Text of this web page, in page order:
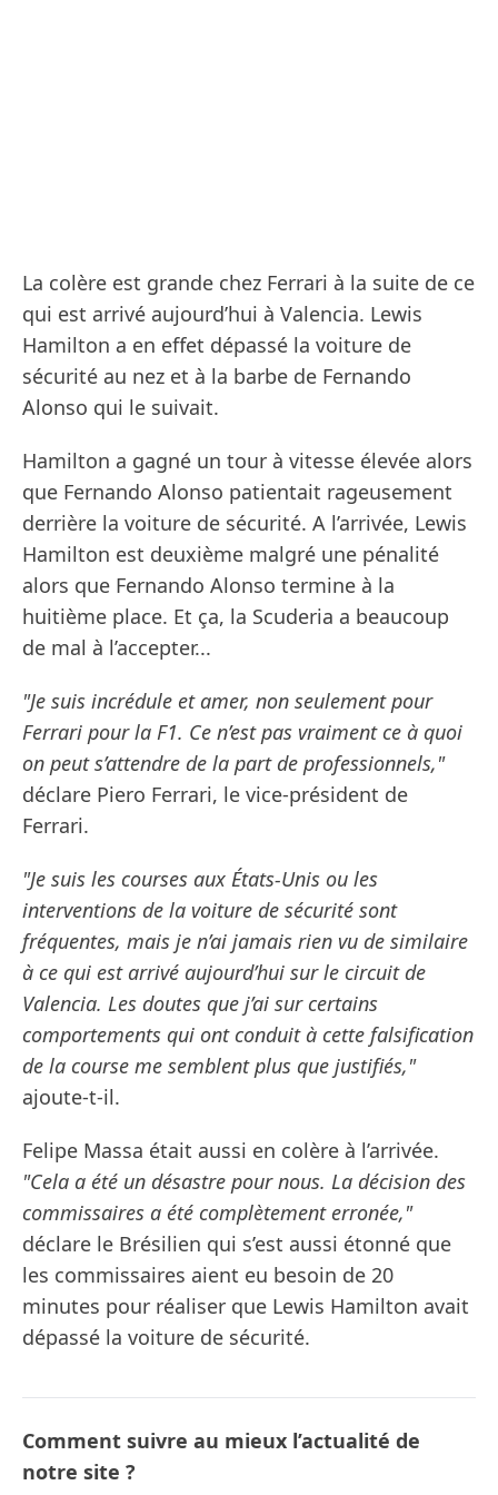
La colère est grande chez Ferrari à la suite de ce
qui est arrivé aujourd’hui à Valencia. Lewis
Hamilton a en effet dépassé la voiture de
sécurité au nez et à la barbe de Fernando
Alonso qui le suivait.
Hamilton a gagné un tour à vitesse élevée alors
que Fernando Alonso patientait rageusement
derrière la voiture de sécurité. A l’arrivée, Lewis
Hamilton est deuxième malgré une pénalité
alors que Fernando Alonso termine à la
huitième place. Et ça, la Scuderia a beaucoup
de mal à l’accepter...
"Je suis incrédule et amer, non seulement pour
Ferrari pour la F1. Ce n’est pas vraiment ce à quoi
on peut s’attendre de la part de professionnels,"
déclare Piero Ferrari, le vice-président de
Ferrari.
"Je suis les courses aux États-Unis ou les
interventions de la voiture de sécurité sont
fréquentes, mais je n’ai jamais rien vu de similaire
à ce qui est arrivé aujourd’hui sur le circuit de
Valencia. Les doutes que j’ai sur certains
comportements qui ont conduit à cette falsification
de la course me semblent plus que justifiés,"
ajoute-t-il.
Felipe Massa était aussi en colère à l’arrivée.
"Cela a été un désastre pour nous. La décision des
commissaires a été complètement erronée,"
déclare le Brésilien qui s’est aussi étonné que
les commissaires aient eu besoin de 20
minutes pour réaliser que Lewis Hamilton avait
dépassé la voiture de sécurité.
Comment suivre au mieux l’actualité de
notre site ?